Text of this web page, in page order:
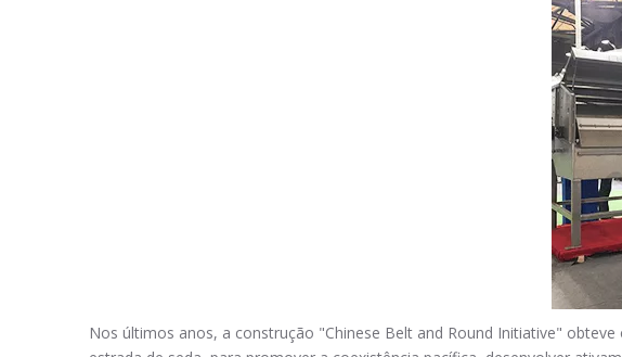
Nos últimos anos, a construção "Chinese Belt and Round Initiative"